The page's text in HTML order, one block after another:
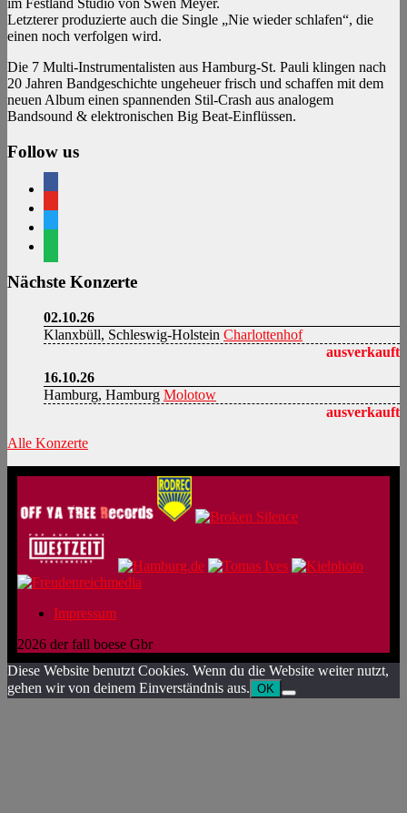
im Festland Studio von Swen Meyer.
Letzterer produzierte auch die Single „Nie wieder schlafen“, die
einen noch verfolgen wird.
Die 7 Multi-Instrumentalisten aus Hamburg-St. Pauli klingen nach
20 Jahren Bandgeschichte ungeheuer frisch und schaffen mit dem
neuen Album einen spannenden Stil-Crash aus analogem
Bandsound & elektronischen Big Beat-Einflüssen.
Follow us
Nächste Konzerte
02.10.26
Klanxbüll, Schleswig-Holstein Charlottenhof
ausverkauft
16.10.26
Hamburg, Hamburg Molotow
ausverkauft
Alle Konzerte
Impressum
2026 der fall boese Gbr
Diese Website benutzt Cookies. Wenn du die Website weiter nutzt,
gehen wir von deinem Einverständnis aus. OK